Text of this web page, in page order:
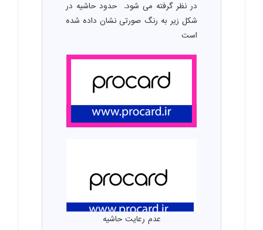
در نظر گرفته می شود. حدود حاشیه در
شکل زیر به رنگ صورتی نشان داده شده
است
عدم رعایت حاشیه